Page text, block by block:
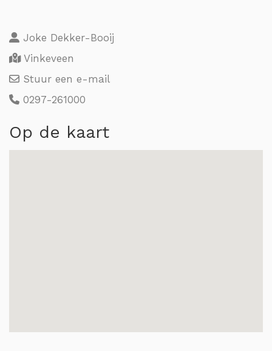
Joke Dekker-Booij
Vinkeveen
Stuur een e-mail
0297-261000
Op de kaart